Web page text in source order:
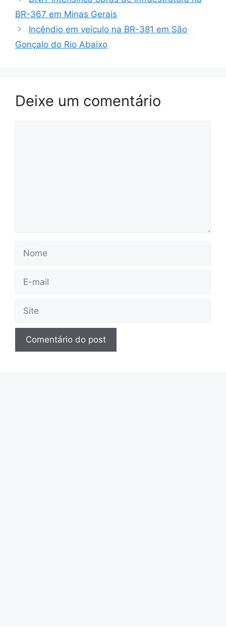
BR-367 em Minas Gerais
Incêndio em veículo na BR-381 em São
Gonçalo do Rio Abaixo
Deixe um comentário
Nome
Site